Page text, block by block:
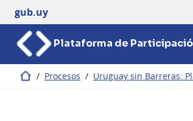
gub.uy
Plataforma de
Inicio / Procesos / Uruguay sin Barreras: